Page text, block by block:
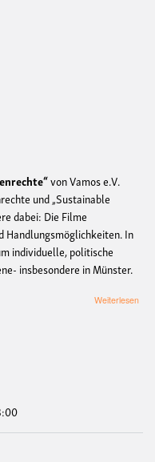
von Vamos e.V.
und „Sustainable
dabei: Die Filme
In
individuelle, politische
insbesondere in Münster.
Weiterlesen